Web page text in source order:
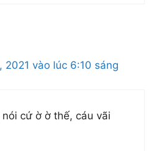
2021 vào lúc 6:10 sáng
cứ ờ ờ thế, cáu vãi